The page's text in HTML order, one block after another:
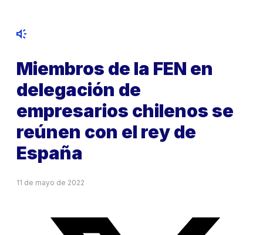
Miembros de la FEN en
delegación de
empresarios chilenos se
reúnen con el rey de
España
11 de mayo de 2022